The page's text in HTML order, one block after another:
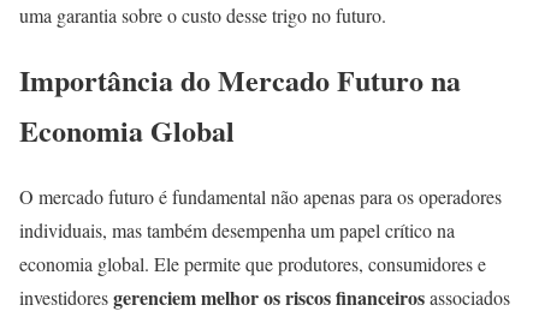
uma garantia sobre o custo desse trigo no futuro.
Importância do Mercado Futuro na
Economia Global
O mercado futuro é fundamental não apenas para os operadores
individuais, mas também desempenha um papel crítico na
economia global. Ele permite que produtores, consumidores e
investidoresgerenciem melhor os riscos financeirosassociados